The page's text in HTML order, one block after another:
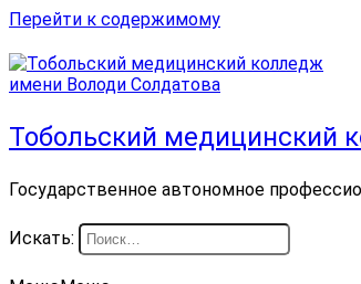
Перейти к содержимому
Тобольский медицинский
Государственное автономное
Искать: